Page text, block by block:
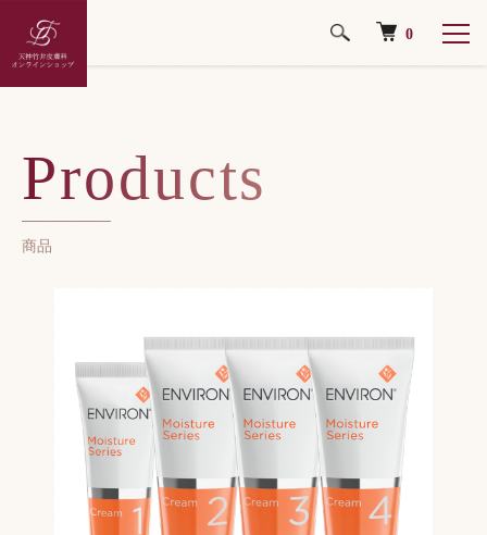
0
ホーム
Products
商品